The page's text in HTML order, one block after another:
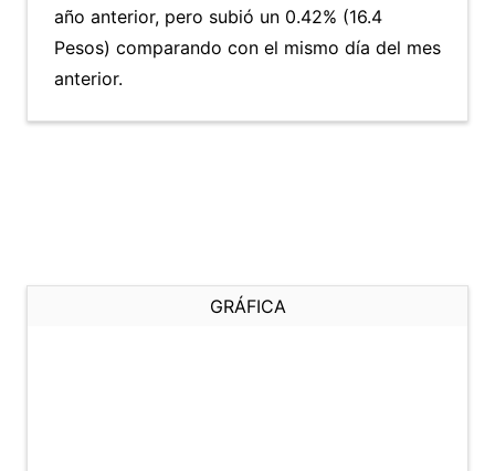
año anterior, pero subió un 0.42% (16.4
Pesos) comparando con el mismo día del mes
anterior.
GRÁFICA